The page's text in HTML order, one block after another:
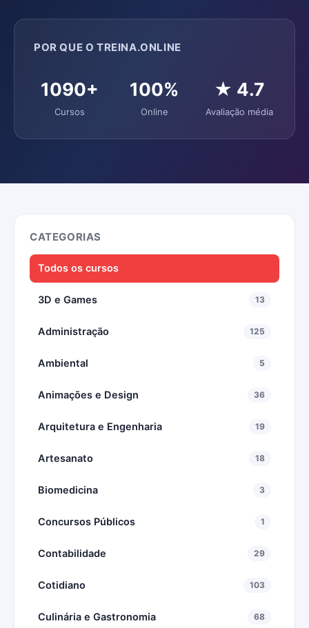
POR QUE O TREINA.ONLINE
1090+
Cursos
100%
Online
★ 4.7
Avaliação média
CATEGORIAS
Todos os cursos
3D e Games 13
Administração 125
Ambiental 5
Animações e Design 36
Arquitetura e Engenharia 19
Artesanato 18
Biomedicina 3
Concursos Públicos 1
Contabilidade 29
Cotidiano 103
Culinária e Gastronomia 68